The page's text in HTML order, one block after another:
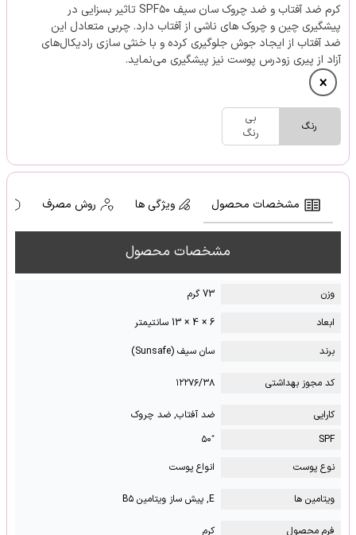
کرم ضد آفتاب و ضد چروک سان سیف SPF۵۰ تاثیر بسزایی در
پیشگیری چین و چروک های ناشی از آفتاب دارد. چربی متعادل این
ضد آفتاب از ایجاد جوش جلوگیری کرده و با خنثی سازی رادیکال‌های
آزاد از پیری زودرس پوست نیز پیشگیری می‌نماید.
رنگ
بی
رنگ
مشخصات محصول ویژگی ها روش مصرف
مشخصات محصول
وزن
73 گرم
ابعاد
6 × 4 × 13 سانتیمتر
برند
سان سیف (Sunsafe)
کد مجوز بهداشتی ۱۲۲۷۶/۳۸
کارایی
ضد آفتاب, ضد چروک
SPF
⁺۵۰
نوع پوست
انواع پوست
ویتامین ها E, پیش ساز ویتامین B۵
فرم محصول کرم